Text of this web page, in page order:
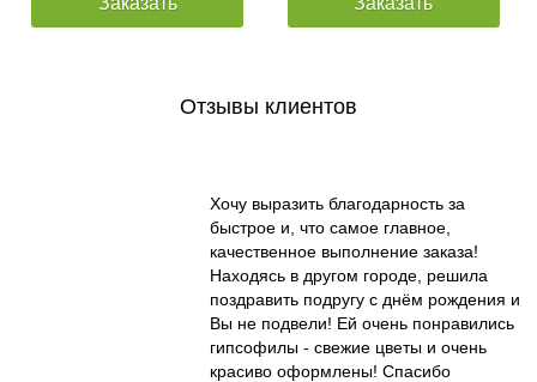
Отзывы клиентов
Хочу выразить благодарность за
быстрое и, что самое главное,
качественное выполнение заказа!
Находясь в другом городе, решила
поздравить подругу с днём рождения и
Вы не подвели! Ей очень понравились
гипсофилы - свежие цветы и очень
красиво оформлены! Спасибо